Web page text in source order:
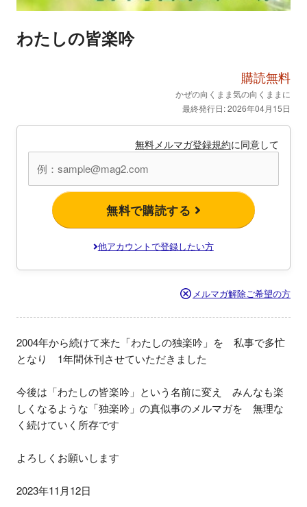
わたしの皆楽吟
購読無料
かぜの向くまま気の向くままに
最終発行日: 2026年04月15日
無料メルマガ登録規約に同意して
無料で購読する
他アカウントで登録したい方
メルマガ解除ご希望の方
2004年から続けて来た「わたしの独楽吟」を　私事で多忙
となり　1年間休刊させていただきました
今後は「わたしの皆楽吟」という名前に変え　みんなも楽
しくなるような「独楽吟」の真似事のメルマガを　無理な
く続けていく所存です
よろしくお願いします
2023年11月12日